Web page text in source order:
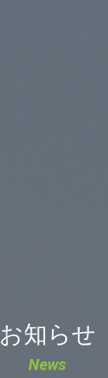
お知らせ
News